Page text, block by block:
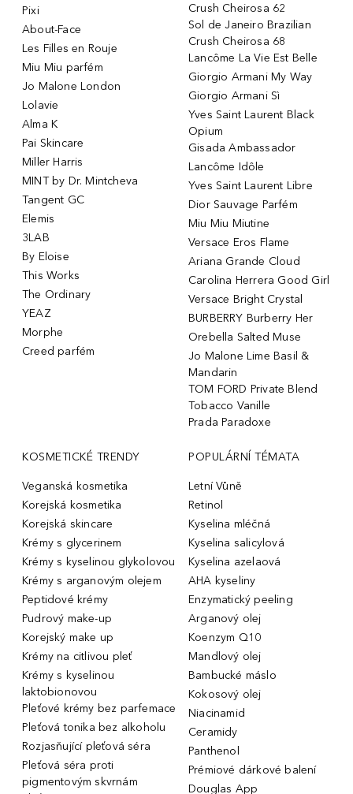
Pixi
About-Face
Les Filles en Rouje
Miu Miu parfém
Jo Malone London
Lolavie
Alma K
Pai Skincare
Miller Harris
MINT by Dr. Mintcheva
Tangent GC
Elemis
3LAB
By Eloise
This Works
The Ordinary
YEAZ
Morphe
Creed parfém
Crush Cheirosa 62
Sol de Janeiro Brazilian
Crush Cheirosa 68
Lancôme La Vie Est Belle
Giorgio Armani My Way
Giorgio Armani Sì
Yves Saint Laurent Black
Opium
Gisada Ambassador
Lancôme Idôle
Yves Saint Laurent Libre
Dior Sauvage Parfém
Miu Miu Miutine
Versace Eros Flame
Ariana Grande Cloud
Carolina Herrera Good Girl
Versace Bright Crystal
BURBERRY Burberry Her
Orebella Salted Muse
Jo Malone Lime Basil &
Mandarin
TOM FORD Private Blend
Tobacco Vanille
Prada Paradoxe
KOSMETICKÉ TRENDY
Veganská kosmetika
Korejská kosmetika
Korejská skincare
Krémy s glycerinem
Krémy s kyselinou glykolovou
Krémy s arganovým olejem
Peptidové krémy
Pudrový make-up
Korejský make up
Krémy na citlivou pleť
Krémy s kyselinou
laktobionovou
Pleťové krémy bez parfemace
Pleťová tonika bez alkoholu
Rozjasňující pleťová séra
Pleťová séra proti
pigmentovým skvrnám
POPULÁRNÍ TÉMATA
Letní Vůně
Retinol
Kyselina mléčná
Kyselina salicylová
Kyselina azelaová
AHA kyseliny
Enzymatický peeling
Arganový olej
Koenzym Q10
Mandlový olej
Bambucké máslo
Kokosový olej
Niacinamid
Ceramidy
Panthenol
Prémiové dárkové balení
Douglas App